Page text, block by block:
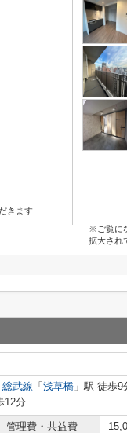
きます
※ご覧に
拡大され
総武線 「 浅草橋 」駅 徒歩9
12分
管理費・共益費